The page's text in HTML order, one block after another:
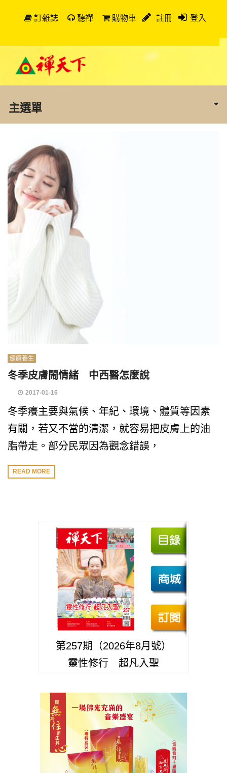
訂雜誌 聽禪 購物車 註冊 登入
主選單
健康養生
冬季皮膚鬧情緒 中西醫怎麼說
2017-01-16
冬季癢主要與氣候、年紀、環境、體質等因素
有關，若又不當的清潔，就容易把皮膚上的油
脂帶走。部分民眾因為觀念錯誤，
READ MORE
第257期（2026年8月號）
靈性修行 超凡入聖